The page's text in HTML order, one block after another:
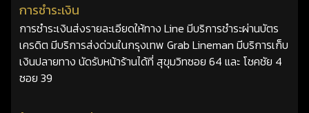
การชำระเงิน
การชำระเงินส่งรายละเอียดให้ทาง Line มีบริการชำระผ่านบัตร
เครดิต มีบริการส่งด่วนในกรุงเทพ Grab Lineman มีบริการเก็บ
เงินปลายทาง นัดรับหน้าร้านได้ที่ สุขุมวิทซอย 64 และ โชคชัย 4
ซอย 39